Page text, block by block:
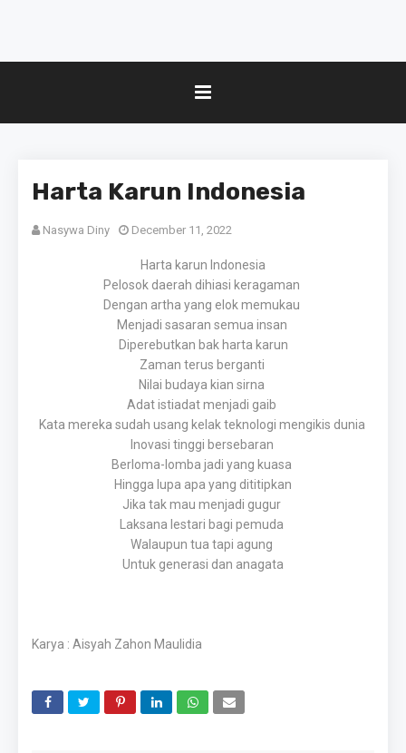
Harta Karun Indonesia
Nasywa Diny December 11, 2022
Harta karun Indonesia
Pelosok daerah dihiasi keragaman
Dengan artha yang elok memukau
Menjadi sasaran semua insan
Diperebutkan bak harta karun
Zaman terus berganti
Nilai budaya kian sirna
Adat istiadat menjadi gaib
Kata mereka sudah usang kelak teknologi mengikis dunia
Inovasi tinggi bersebaran
Berloma-lomba jadi yang kuasa
Hingga lupa apa yang dititipkan
Jika tak mau menjadi gugur
Laksana lestari bagi pemuda
Walaupun tua tapi agung
Untuk generasi dan anagata
Karya : Aisyah Zahon Maulidia